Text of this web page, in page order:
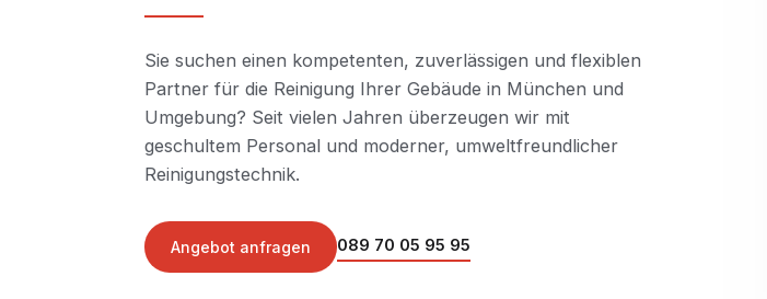
Sie suchen einen kompetenten, zuverlässigen und flexiblen
Partner für die Reinigung Ihrer Gebäude in München und
Umgebung? Seit vielen Jahren überzeugen wir mit
geschultem Personal und moderner, umweltfreundlicher
Reinigungstechnik.
Angebot anfragen 089 70 05 95 95